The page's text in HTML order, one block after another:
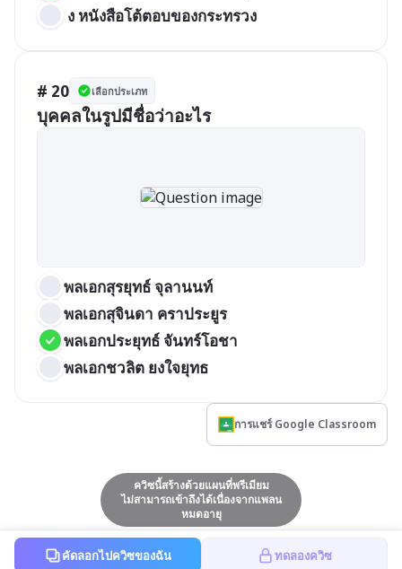
ง หนังสือโต้ตอบของกระทรวง
# 20 เลือกประเภท
บุคคลในรูปมีชื่อว่าอะไร
พลเอกสุรยุทธ์ จุลานนท์
พลเอกสุจินดา คราประยูร
พลเอกประยุทธ์ จันทร์โอชา
พลเอกชวลิต ยงใจยุทธ
การแชร์ Google Classroom
ควิซนี้สร้างด้วยแผนที่พรีเมียม
ไม่สามารถเข้าถึงได้เนื่องจากแพลน
หมดอายุ
คัดลอกไปควิซของฉัน ทดลองควิซ